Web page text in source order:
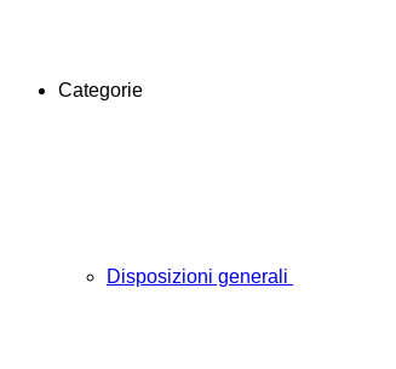
Categorie
Disposizioni generali